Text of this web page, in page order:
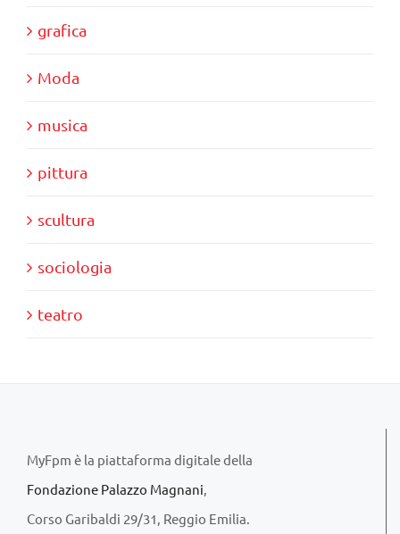
grafica
Moda
musica
pittura
scultura
sociologia
teatro
MyFpm è la piattaforma digitale della
Fondazione Palazzo Magnani,
Corso Garibaldi 29/31, Reggio Emilia.